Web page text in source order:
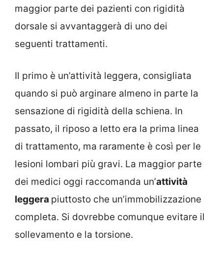
maggior parte dei pazienti con rigidità
dorsale si avvantaggerà di uno dei
seguenti trattamenti.
Il primo è un’attività leggera, consigliata
quando si può arginare almeno in parte la
sensazione di rigidità della schiena. In
passato, il riposo a letto era la prima linea
di trattamento, ma raramente è così per le
lesioni lombari più gravi. La maggior parte
dei medici oggi raccomanda un’attività
leggera piuttosto che un’immobilizzazione
completa. Si dovrebbe comunque evitare il
sollevamento e la torsione.